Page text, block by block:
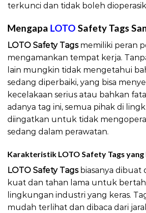
terkunci dan tidak boleh
Mengapa LOTO Safety Tags
LOTO Safety Tagsmemiliki peran
mengamankan tempat kerja.
lain mungkin tidak mengetahui
sedang diperbaiki, yang bisa
kecelakaan serius atau bahkan
adanya tag ini, semua pihak di
diingatkan untuk tidak
sedang dalam perawatan.
Karakteristik LOTO Safety Tags
LOTO Safety Tagsbiasanya dibuat
kuat dan tahan lama untuk
lingkungan industri yang keras.
mudah terlihat dan dibaca dari